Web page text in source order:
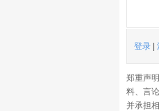
登录
郑重声
料、言
并承担